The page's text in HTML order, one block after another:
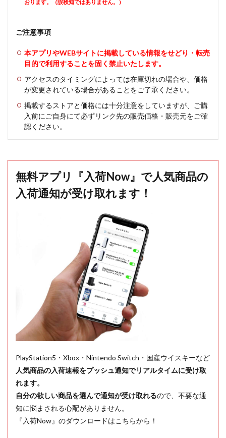
おります。（誤検知ではありません。）
ご注意事項
本アプリやWEBサイトに掲載している情報をせどり・転売
目的で利用することを固く禁止いたします。
アクセスのタイミングによっては在庫切れの場合や、価格
が変更されている場合があることをご了承ください。
掲載するストアと価格には十分注意をしていますが、ご購
入前にご自身にて必ずリンク先の販売価格・販売元をご確
認ください。
無料アプリ『入荷Now』で人気商品の
入荷通知が受け取れます！
PlayStation5・Xbox・Nintendo Switch・国産ウイスキーなど
人気商品の入荷速報をプッシュ通知でリアルタイムに受け取
れます。
自分の欲しい商品を選んで通知が受け取れるので、不要な通
知に悩まされる心配がありません。
『入荷Now』のダウンロードはこちらから！